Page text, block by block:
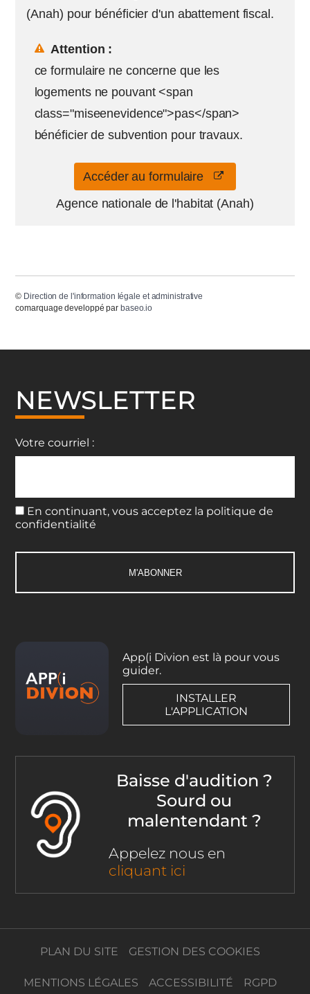
(Anah) pour bénéficier d'un abattement fiscal.
Attention :
ce formulaire ne concerne que les
logements ne pouvant <span
class="miseenevidence">pas</span>
bénéficier de subvention pour travaux.
Accéder au formulaire
Agence nationale de l'habitat (Anah)
© Direction de l'information légale et administrative
comarquage developpé par baseo.io
NEWSLETTER
Votre courriel :
En continuant, vous acceptez la politique de
confidentialité
App(i Divion est là pour vous
guider.
INSTALLER
L'APPLICATION
Baisse d'audition ?
Sourd ou
malentendant ?
Appelez nous en
cliquant ici
PLAN DU SITE GESTION DES COOKIES
MENTIONS LÉGALES ACCESSIBILITÉ RGPD